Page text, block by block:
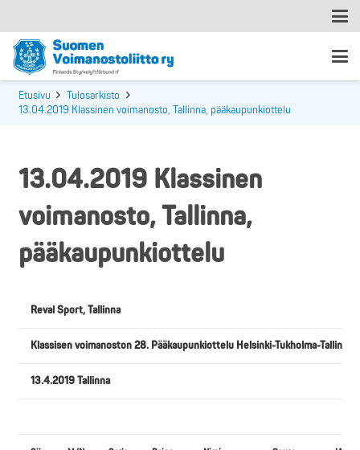
Etusivu
Tulosarkisto
13.04.2019 Klassinen voimanosto, Tallinna, pääkaupunkiottelu
13.04.2019 Klassinen
voimanosto, Tallinna,
pääkaupunkiottelu
Reval Sport, Tallinna
Klassisen voimanoston 28. Pääkaupunkiottelu Helsinki-Tukholma-Tallinna
13.4.2019 Tallinna